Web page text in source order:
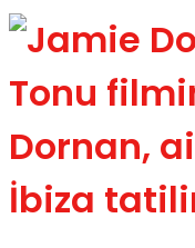
No Result
View All Result
Tonu
Dornan,
İbiza